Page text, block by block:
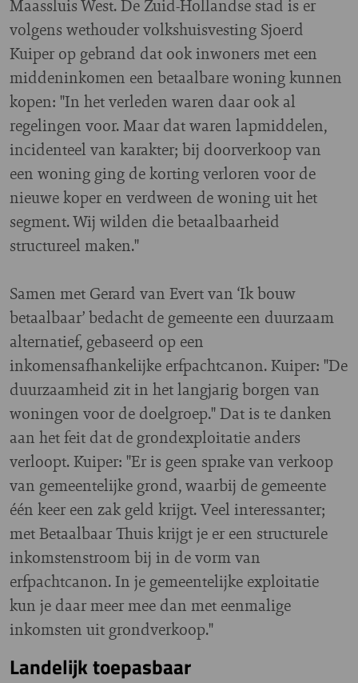
Maassluis West. De Zuid-Hollandse stad is er
volgens wethouder volkshuisvesting Sjoerd
Kuiper op gebrand dat ook inwoners met een
middeninkomen een betaalbare woning kunnen
kopen: "In het verleden waren daar ook al
regelingen voor. Maar dat waren lapmiddelen,
incidenteel van karakter; bij doorverkoop van
een woning ging de korting verloren voor de
nieuwe koper en verdween de woning uit het
segment. Wij wilden die betaalbaarheid
structureel maken."
Samen met Gerard van Evert van ‘Ik bouw
betaalbaar’ bedacht de gemeente een duurzaam
alternatief, gebaseerd op een
inkomensafhankelijke erfpachtcanon. Kuiper: "De
duurzaamheid zit in het langjarig borgen van
woningen voor de doelgroep." Dat is te danken
aan het feit dat de grondexploitatie anders
verloopt. Kuiper: "Er is geen sprake van verkoop
van gemeentelijke grond, waarbij de gemeente
één keer een zak geld krijgt. Veel interessanter;
met Betaalbaar Thuis krijgt je er een structurele
inkomstenstroom bij in de vorm van
erfpachtcanon. In je gemeentelijke exploitatie
kun je daar meer mee dan met eenmalige
inkomsten uit grondverkoop."
Landelijk toepasbaar